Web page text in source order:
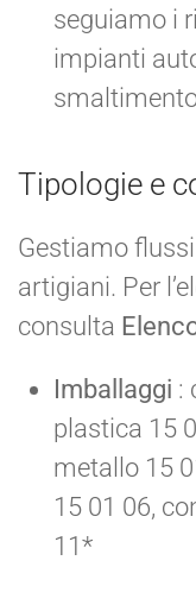
seguiamo i
impianti
Tipologie e
Gestiamo
artigiani. Per
consulta
Imballaggi :
plastica 15
metallo 15
15 01 06,
11*